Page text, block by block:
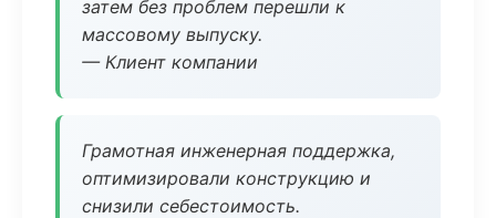
затем без проблем перешли к
массовому выпуску.
— Клиент компании
Грамотная инженерная поддержка,
оптимизировали конструкцию и
снизили себестоимость.